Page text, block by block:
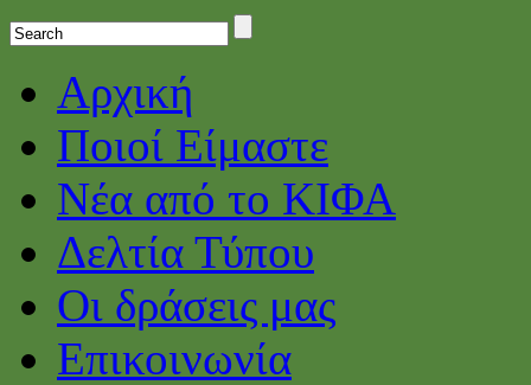
Αρχική
Ποιοί Είμαστε
Νέα από το ΚΙΦΑ
Δελτία Τύπου
Οι δράσεις μας
Επικοινωνία